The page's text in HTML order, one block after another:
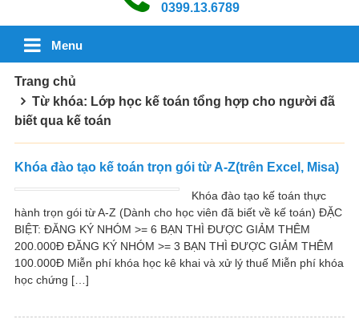
0399.13.6789
Menu
Trang chủ
Từ khóa: Lớp học kế toán tổng hợp cho người đã
biết qua kế toán
Khóa đào tạo kế toán trọn gói từ A-Z(trên Excel, Misa)
Khóa đào tạo kế toán thực
hành trọn gói từ A-Z (Dành cho học viên đã biết về kế toán) ĐẶC
BIỆT: ĐĂNG KÝ NHÓM >= 6 BẠN THÌ ĐƯỢC GIẢM THÊM
200.000Đ ĐĂNG KÝ NHÓM >= 3 BẠN THÌ ĐƯỢC GIẢM THÊM
100.000Đ Miễn phí khóa học kê khai và xử lý thuế Miễn phí khóa
học chứng […]